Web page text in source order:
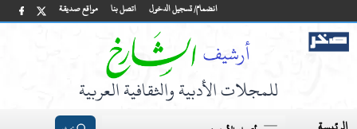
مواقع صديقة اتصل بنا انضمام/ تسجيل الدخول
للمجلات الأدبية والثقافية العربية